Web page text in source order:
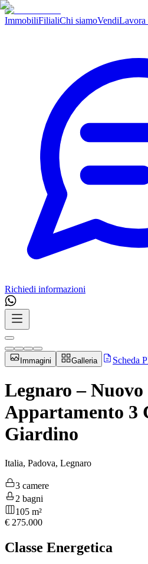
ImmobiliFilialiChi siamoVendiLavora
Richiedi informazioni
Immagini Galleria Scheda
Legnaro – Nuovo
Appartamento 3
Giardino
Italia, Padova, Legnaro
3 camere
2 bagni
105 m²
€ 275.000
Classe Energetica